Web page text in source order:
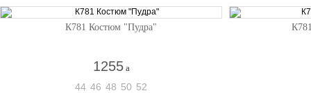
К781 Костюм "Пудра"
1255 a
44 46 48 50 52